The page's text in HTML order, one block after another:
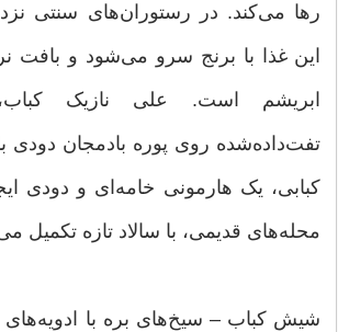
رها می‌کند. در رستوران‌های سنتی
این غذا با برنج سرو می‌شود و بافت
ابریشم است. علی نازیک
تفت‌داده‌شده روی پوره بادمجان دودی
کبابی، یک هارمونی خامه‌ای و دودی
محله‌های قدیمی، با سالاد تازه تکمیل
شیش کباب – سیخ‌های بره با ادویه‌های